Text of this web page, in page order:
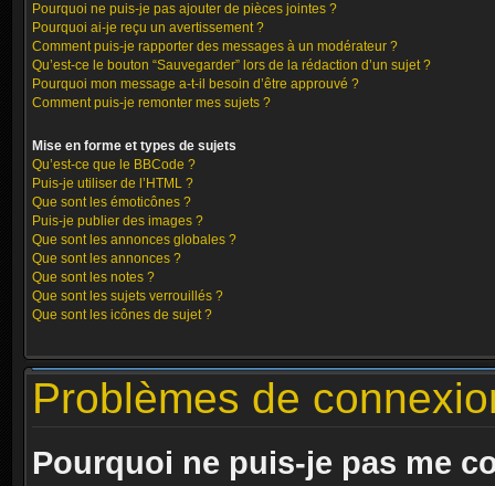
Pourquoi ne puis-je pas ajouter de pièces jointes ?
Pourquoi ai-je reçu un avertissement ?
Comment puis-je rapporter des messages à un modérateur ?
Qu’est-ce le bouton “Sauvegarder” lors de la rédaction d’un sujet ?
Pourquoi mon message a-t-il besoin d’être approuvé ?
Comment puis-je remonter mes sujets ?
Mise en forme et types de sujets
Qu’est-ce que le BBCode ?
Puis-je utiliser de l’HTML ?
Que sont les émoticônes ?
Puis-je publier des images ?
Que sont les annonces globales ?
Que sont les annonces ?
Que sont les notes ?
Que sont les sujets verrouillés ?
Que sont les icônes de sujet ?
Problèmes de
Pourquoi ne puis-je pas me